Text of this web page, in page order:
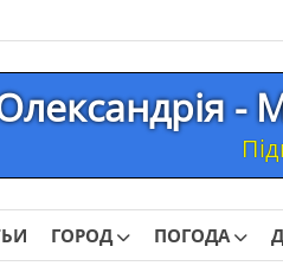
-
ГОРОД ПОГОДА